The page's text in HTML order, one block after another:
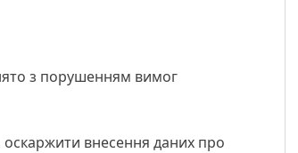
з порушенням вимог
оскаржити внесення даних про